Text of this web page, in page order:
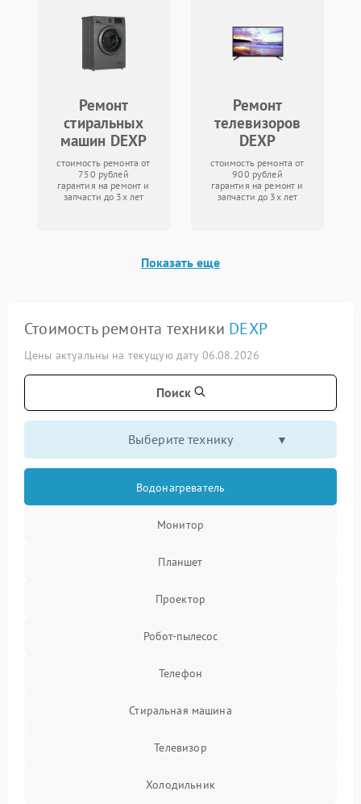
Ремонт
стиральных
машин DEXP
стоимость ремонта от
750 рублей
гарантия на ремонт и
запчасти до 3х лет
Ремонт
телевизоров
DEXP
стоимость ремонта от
900 рублей
гарантия на ремонт и
запчасти до 3х лет
Показать еще
Стоимость ремонта техники DEXP
Цены актуальны на текущую дату 06.08.2026
Поиск
Выберите технику
Водонагреватель
Монитор
Планшет
Проектор
Робот-пылесос
Телефон
Стиральная машина
Телевизор
Холодильник